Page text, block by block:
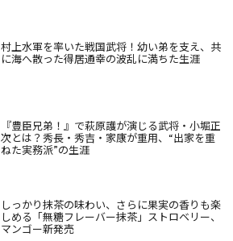
村上水軍を率いた戦国武将！幼い弟を支え、共
に海へ散った得居通幸の波乱に満ちた生涯
『豊臣兄弟！』で萩原護が演じる武将・小堀正
次とは？秀長・秀吉・家康が重用、“出家を重
ねた実務派”の生涯
しっかり抹茶の味わい、さらに果実の香りも楽
しめる「無糖フレーバー抹茶」ストロベリー、
マンゴー新発売